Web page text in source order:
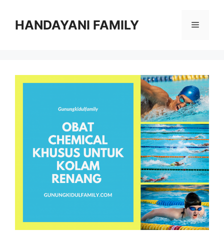
HANDAYANI FAMILY Menu